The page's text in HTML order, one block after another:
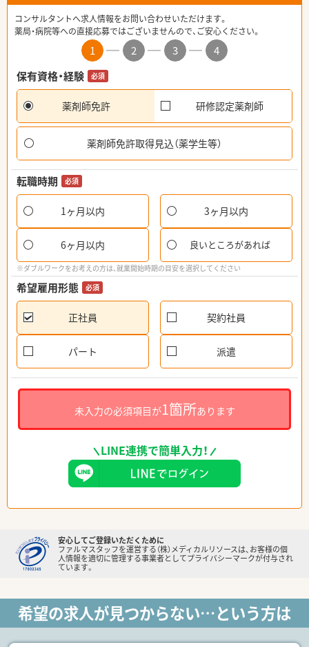
コンサルタントへ求人情報をお問い合わせいただけます。
薬局・病院等への直接応募ではございませんので、ご安心ください。
1 2 3
4
保有資格・経験
必須
薬剤師免許 研修認定薬剤師
薬剤師免許取得見込（薬学生等）
転職時期 必須
1ヶ月以内 3ヶ月以内
6ヶ月以内 良いところがあれば
※ダブルワークをお考えの方は、就業開始時期の目安を選択してください
希望雇用形態 必須
正社員 契約社員
パート 派遣
未入力の必須項目が1箇所あります
LINE連携で簡単入力！
安心してご登録いただくために
ファルマスタッフを運営する（株）メディカルリソースは、お客様の個
人情報を適切に管理する事業者としてプライバシーマークが付与され
ています。
希望の求人が見つからない…という方は